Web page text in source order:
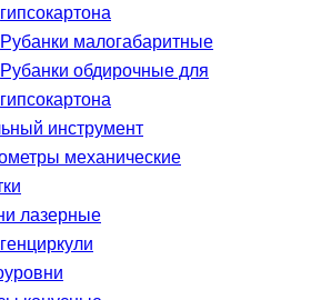
гипсокартона
Рубанки малогабаритные
Рубанки обдирочные для
гипсокартона
инструмент
механические
лазерные